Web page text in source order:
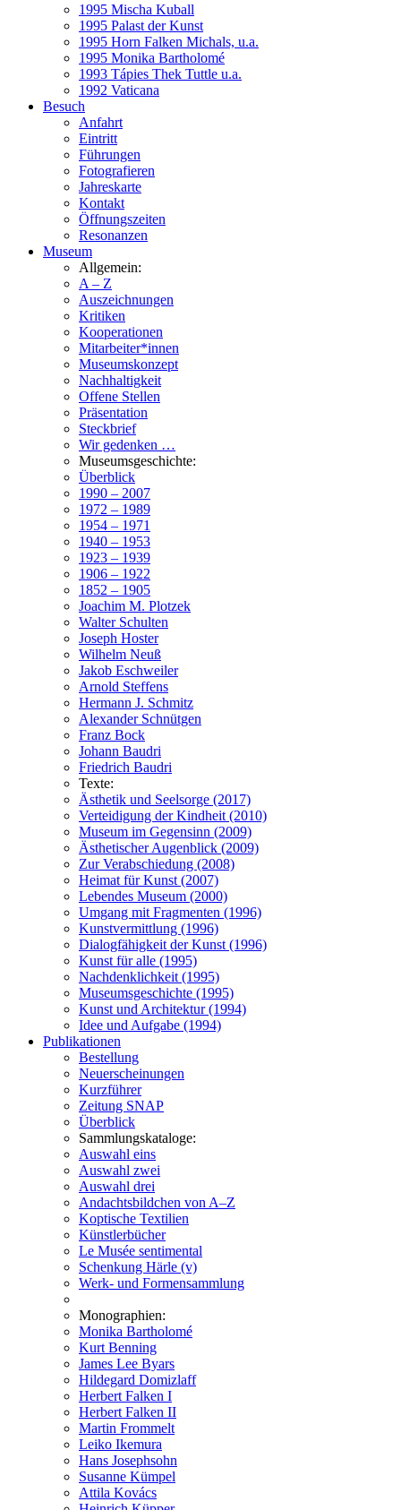
1995 Mischa Kuball
1995 Palast der Kunst
1995 Horn Falken Michals, u.a.
1995 Monika Bartholomé
1993 Tápies Thek Tuttle u.a.
1992 Vaticana
Besuch
Anfahrt
Eintritt
Führungen
Fotografieren
Jahreskarte
Kontakt
Öffnungszeiten
Resonanzen
Museum
Allgemein:
A – Z
Auszeichnungen
Kritiken
Kooperationen
Mitarbeiter*innen
Museumskonzept
Nachhaltigkeit
Offene Stellen
Präsentation
Steckbrief
Wir gedenken …
Museumsgeschichte:
Überblick
1990 – 2007
1972 – 1989
1954 – 1971
1940 – 1953
1923 – 1939
1906 – 1922
1852 – 1905
Joachim M. Plotzek
Walter Schulten
Joseph Hoster
Wilhelm Neuß
Jakob Eschweiler
Arnold Steffens
Hermann J. Schmitz
Alexander Schnütgen
Franz Bock
Johann Baudri
Friedrich Baudri
Texte:
Ästhetik und Seelsorge (2017)
Verteidigung der Kindheit (2010)
Museum im Gegensinn (2009)
Ästhetischer Augenblick (2009)
Zur Verabschiedung (2008)
Heimat für Kunst (2007)
Lebendes Museum (2000)
Umgang mit Fragmenten (1996)
Kunstvermittlung (1996)
Dialogfähigkeit der Kunst (1996)
Kunst für alle (1995)
Nachdenklichkeit (1995)
Museumsgeschichte (1995)
Kunst und Architektur (1994)
Idee und Aufgabe (1994)
Publikationen
Bestellung
Neuerscheinungen
Kurzführer
Zeitung SNAP
Überblick
Sammlungskataloge:
Auswahl eins
Auswahl zwei
Auswahl drei
Andachtsbildchen von A–Z
Koptische Textilien
Künstlerbücher
Le Musée sentimental
Schenkung Härle (v)
Werk- und Formensammlung
Monographien:
Monika Bartholomé
Kurt Benning
James Lee Byars
Hildegard Domizlaff
Herbert Falken I
Herbert Falken II
Martin Frommelt
Leiko Ikemura
Hans Josephsohn
Susanne Kümpel
Attila Kovács